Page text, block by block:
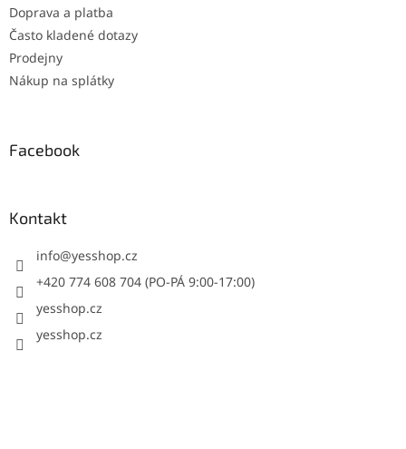
Doprava a platba
Často kladené dotazy
Prodejny
Nákup na splátky
Facebook
Kontakt
info@yesshop.cz
+420 774 608 704 (PO-PÁ 9:00-17:00)
yesshop.cz
yesshop.cz